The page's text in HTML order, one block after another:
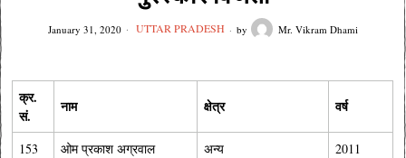
January 31, 2020 UTTAR PRADESH by Mr. Vikram Dhami
क्र.
सं.
नाम क्षेत्र वर्ष
153 ओम प्रकाश अग्रवाल अन्य
2011